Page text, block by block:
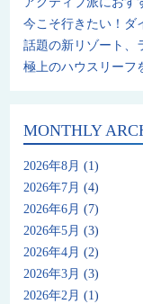
今こそ行きたい！ダ
話題の新リゾート
極上のハウスリーフ
MONTHLY
2026年8月 (1)
2026年7月 (4)
2026年6月 (7)
2026年5月 (3)
2026年4月 (2)
2026年3月 (3)
2026年2月 (1)